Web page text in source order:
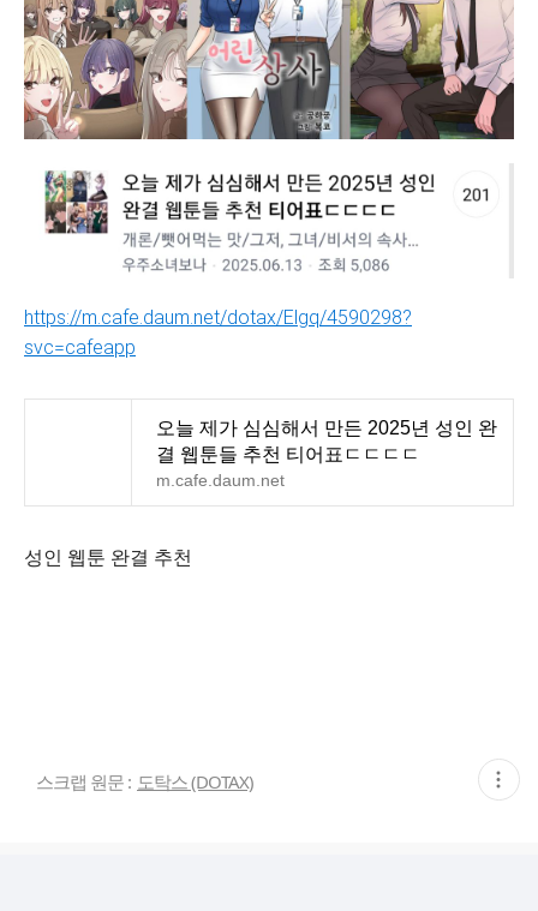
https://m.cafe.daum.net/dotax/Elgq/4590298?
svc=cafeapp
오늘 제가 심심해서 만든 2025년 성인 완
결 웹툰들 추천 티어표ㄷㄷㄷㄷ
m.cafe.daum.net
성인 웹툰 완결 추천
스크랩 원문 : 도탁스 (DOTAX) 현
재